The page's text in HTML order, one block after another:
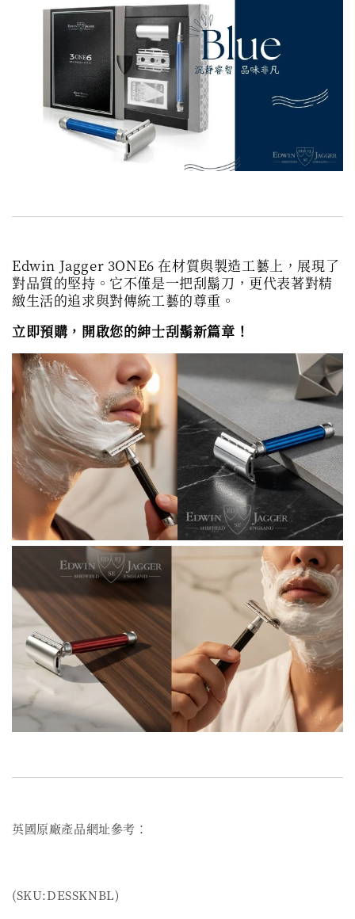
Edwin Jagger 3ONE6 在材質與製造工藝上，展現了
對品質的堅持。它不僅是一把刮鬍刀，更代表著對精
緻生活的追求與對傳統工藝的尊重。
立即預購，開啟您的紳士刮鬍新篇章！
英國原廠產品網址參考：
(SKU:DESSKNBL)